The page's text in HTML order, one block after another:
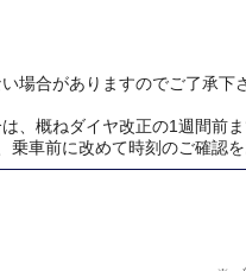
合がありますのでご了承下さ
、概ねダイヤ改正の1週間前
車前に改めて時刻のご確認を